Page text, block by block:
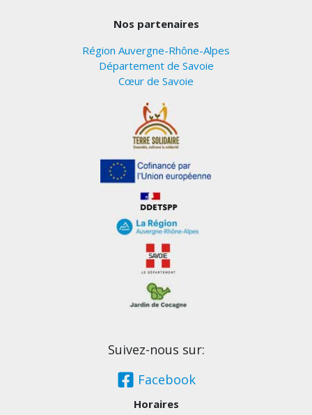
Nos partenaires
Région Auvergne-Rhône-Alpes
Département de Savoie
Cœur de Savoie
Suivez-nous sur:
Facebook
Horaires